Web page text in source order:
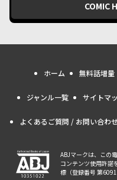
COMIC
ホーム 無料話増量
ジャンル一覧 サイトマ
よくあるご質問 / お問い合わ
ABJマークは、この
コンテンツ使用許諾
標（登録番号 第